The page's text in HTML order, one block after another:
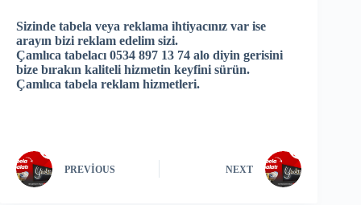
Sizinde tabela veya reklama ihtiyacınız var ise
arayın bizi reklam edelim sizi.
Çamlıca tabelacı 0534 897 13 74 alo diyin gerisini
bize bırakın kaliteli hizmetin keyfini sürün.
Çamlıca tabela reklam hizmetleri.
PREVIOUS NEXT